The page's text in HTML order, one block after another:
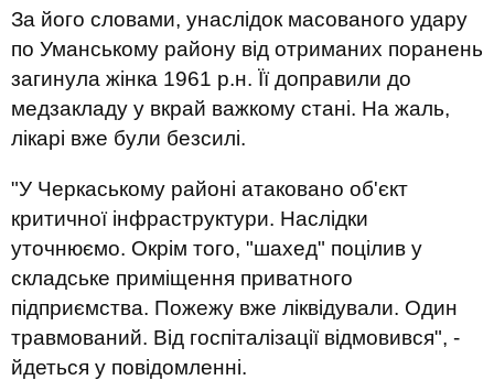
За його словами, унаслідок масованого удару
по Уманському району від отриманих поранень
загинула жінка 1961 р.н. Її доправили до
медзакладу у вкрай важкому стані. На жаль,
лікарі вже були безсилі.
"У Черкаському районі атаковано об'єкт
критичної інфраструктури. Наслідки
уточнюємо. Окрім того, "шахед" поцілив у
складське приміщення приватного
підприємства. Пожежу вже ліквідували. Один
травмований. Від госпіталізації відмовився", -
йдеться у повідомленні.